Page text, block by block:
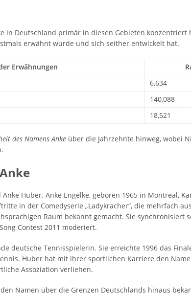
in Deutschland primär in diesen Gebieten konzentriert
erwähnt wurde und sich seither entwickelt hat.
Erwähnungen
6,634
140,088
18,521
des Namens Anke über die Jahrzehnte hinweg, wobei
Huber. Anke Engelke, geboren 1965 in Montreal,
in der Comedyserie „Ladykracher“, die mehrfach
Raum bekannt gemacht. Sie synchronisiert
Contest 2011 moderiert.
deutsche Tennisspielerin. Sie erreichte 1996 das
Huber hat mit ihrer sportlichen Karriere den
Assoziation verliehen.
Namen über die Grenzen Deutschlands hinaus